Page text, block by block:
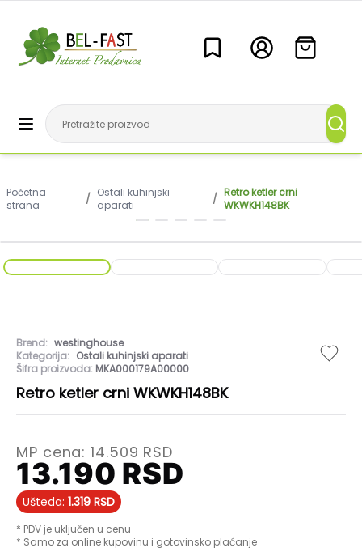
Početna
strana
/ Ostali kuhinjski
aparati
/ Retro ketler crni
WKWKH148BK
Brend: westinghouse
Kategorija: Ostali kuhinjski aparati
Šifra proizvoda: MKA000179A00000
Retro ketler crni WKWKH148BK
MP cena:14.509 RSD
13.190 RSD
Ušteda: 1.319 RSD
* PDV je uključen u cenu
* Samo za online kupovinu i gotovinsko plaćanje